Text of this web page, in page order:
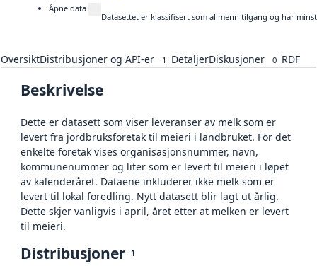
Åpne data
Datasettet er klassifisert som allmenn tilgang og har
OversiktDistribusjoner og API-er 1 DetaljerDiskusjoner 0 RDF
Beskrivelse
Dette er datasett som viser leveranser av melk som er
levert fra jordbruksforetak til meieri i landbruket. For det
enkelte foretak vises organisasjonsnummer, navn,
kommunenummer og liter som er levert til meieri i løpet
av kalenderåret. Dataene inkluderer ikke melk som er
levert til lokal foredling. Nytt datasett blir lagt ut årlig.
Dette skjer vanligvis i april, året etter at melken er levert
til meieri.
Distribusjoner 1